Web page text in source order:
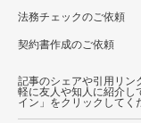
法務チェックのご依頼
契約書作成のご依頼
記事のシェアや引用リン
軽に友人や知人に紹介し
イン」をクリックしてく